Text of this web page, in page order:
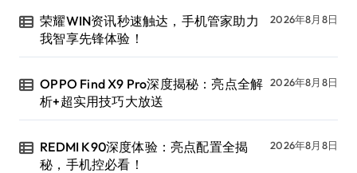
荣耀WIN资讯秒速触达，手机管家助力
我智享先锋体验！
2026年8月8日
OPPO Find X9 Pro深度揭秘：亮点全解
析+超实用技巧大放送
2026年8月8日
REDMI K90深度体验：亮点配置全揭
秘，手机控必看！
2026年8月8日